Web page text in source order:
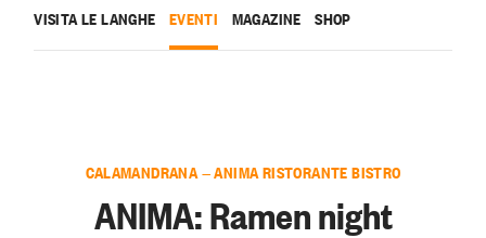
VISITA LE LANGHE EVENTI MAGAZINE SHOP
CALAMANDRANA — ANIMA RISTORANTE BISTRO
ANIMA: Ramen night